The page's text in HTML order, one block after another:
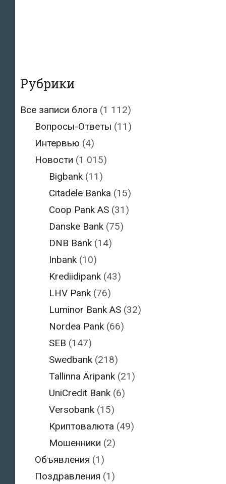
Рубрики
Все записи блога (1 112)
Вопросы-Ответы (11)
Интервью (4)
Новости (1 015)
Bigbank (11)
Citadele Banka (15)
Coop Pank AS (31)
Danske Bank (75)
DNB Bank (14)
Inbank (10)
Krediidipank (43)
LHV Pank (76)
Luminor Bank AS (32)
Nordea Pank (66)
SEB (147)
Swedbank (218)
Tallinna Äripank (21)
UniCredit Bank (6)
Versobank (15)
Криптовалюта (49)
Мошенники (2)
Объявления (1)
Поздравления (1)